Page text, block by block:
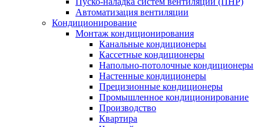
Автоматизация вентиляции
Кондиционирование
Монтаж кондиционирования
Канальные кондиционеры
Кассетные кондиционеры
Напольно-потолочные кондиционеры
Настенные кондиционеры
Прецизионные кондиционеры
Промышленное кондиционирование
Производство
Квартира